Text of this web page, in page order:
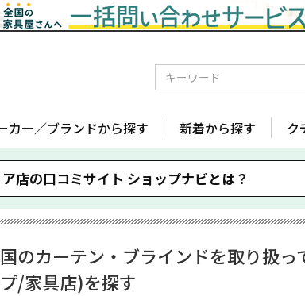
カー／ブランドから探す 新着から探す ク
店の口コミサイト ショップナビとは？
のカーテン・ブラインドを取り扱
/家具店)を探す